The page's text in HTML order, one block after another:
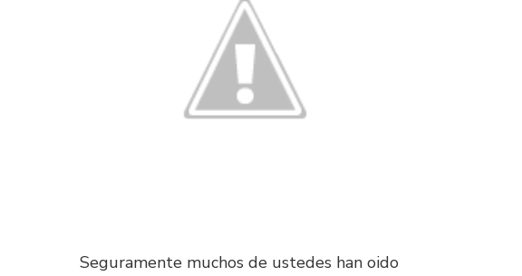
Seguramente muchos de ustedes han oido